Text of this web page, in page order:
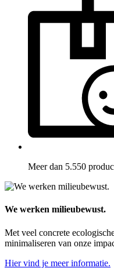
Meer dan 5.550
We werken milieubewust.
Met veel concrete
minimaliseren van onze
Hier vind je meer informatie.